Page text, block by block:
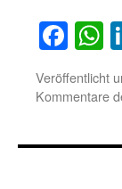
Veröffentlicht
Kommentare